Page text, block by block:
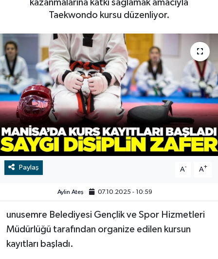
kazanmalarına katkı sağlamak amacıyla
Taekwondo kursu düzenliyor.
Paylaş A- A+
Aylin Ateş 07.10.2025 - 10:59
unusemre Belediyesi Gençlik ve Spor Hizmetleri
Müdürlüğü tarafından organize edilen kursun
kayıtları başladı.
RESMİ İLAN
BİLİM VE TEKNOLOJİ
RESMİ İLAN
Tarih
Çevre
Dünya
İletişim
Künye
Vefat
Video